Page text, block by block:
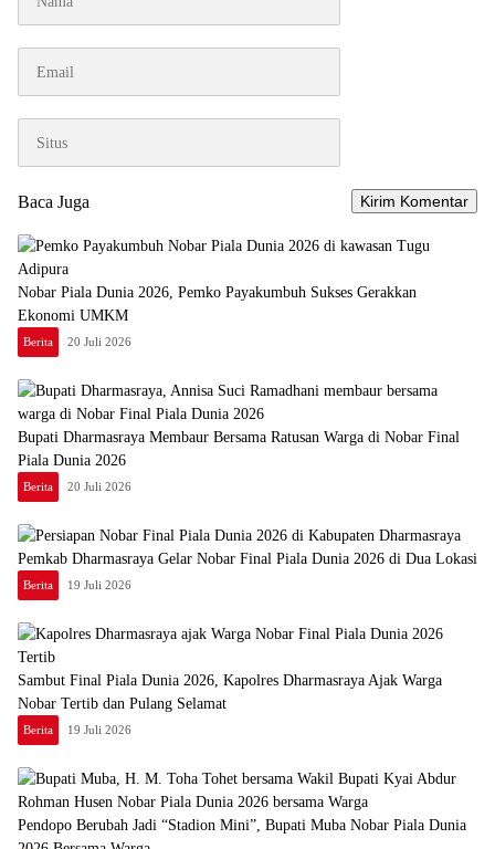
Baca Juga
Nobar Piala Dunia 2026, Pemko Payakumbuh Sukses Gerakkan
Ekonomi UMKM
Berita 20 Juli 2026
Bupati Dharmasraya Membaur Bersama Ratusan Warga di Nobar Final
Piala Dunia 2026
Berita 20 Juli 2026
Pemkab Dharmasraya Gelar Nobar Final Piala Dunia 2026 di Dua Lokasi
Berita 19 Juli 2026
Sambut Final Piala Dunia 2026, Kapolres Dharmasraya Ajak Warga
Nobar Tertib dan Pulang Selamat
Berita 19 Juli 2026
Pendopo Berubah Jadi “Stadion Mini”, Bupati Muba Nobar Piala Dunia